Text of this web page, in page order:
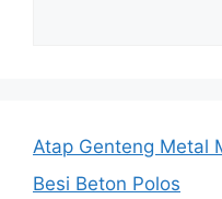
Atap Genteng Metal
Besi Beton Polos